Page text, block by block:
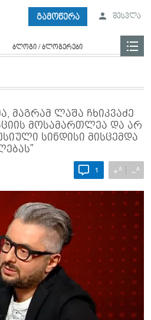
გამოწერა შესვლა
ბლოგი / ბლოგერები
მაგრამ ლაშა ჩხიკვაძე
მოსამართლეა და არ
სინდისი მისცემდა
1 +A −A